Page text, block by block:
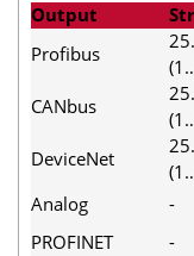
Dropsa Vietnam
Druck
DSTI
Duclean
Dukin Besko
Dunkermotoren
Output
Profibus
CANbus
DeviceNet
Analog
-
PROFINET
-